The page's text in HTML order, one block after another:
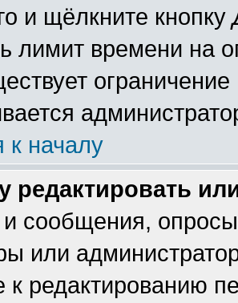
и щёлкните кнопку
лимит времени на
к началу
редактировать
сообщения,
или
к редактированию